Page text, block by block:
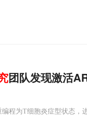
团队发现激活
程为T细胞炎症型状态，